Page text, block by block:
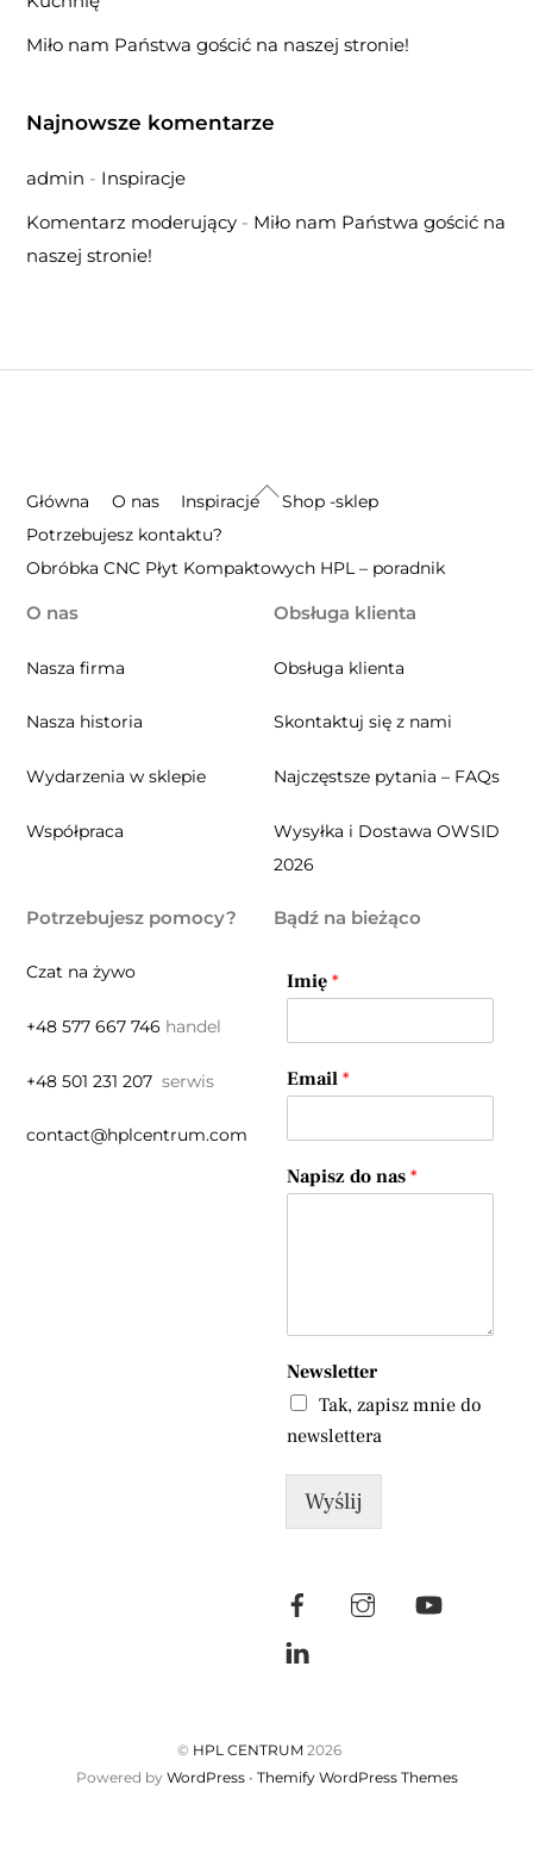
Miło nam Państwa gościć na naszej stronie!
Najnowsze komentarze
admin - Inspiracje
Komentarz moderujący - Miło nam Państwa gościć na
naszej stronie!
Back
Główna O nas Inspiracje
Shop -sklep
Potrzebujesz kontaktu?
Obróbka CNC Płyt Kompaktowych HPL – poradnik
O nas
Nasza firma
Nasza historia
Wydarzenia w sklepie
Współpraca
Obsługa klienta
Obsługa klienta
Skontaktuj się z nami
Najczęstsze pytania – FAQs
Wysyłka i Dostawa OWSID
2026
Potrzebujesz pomocy?
Czat na żywo
+48 577 667 746 handel
+48 501 231 207 serwis
contact@hplcentrum.com
Bądź na bieżąco
Imię*
Email*
Napisz do nas*
Newsletter
Tak, zapisz mnie do
newslettera
Wyślij
© HPL CENTRUM2026
Powered by WordPress• Themify WordPress Themes